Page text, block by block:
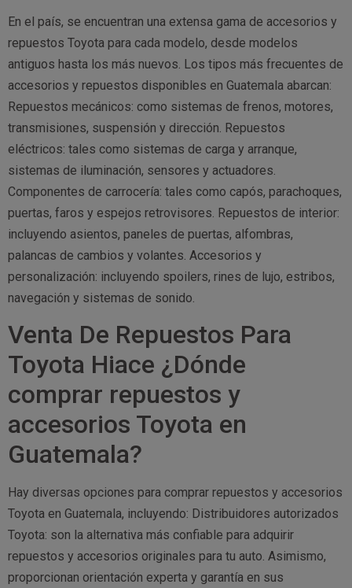
En el país, se encuentran una extensa gama de accesorios y
repuestos Toyota para cada modelo, desde modelos
antiguos hasta los más nuevos. Los tipos más frecuentes de
accesorios y repuestos disponibles en Guatemala abarcan:
Repuestos mecánicos: como sistemas de frenos, motores,
transmisiones, suspensión y dirección. Repuestos
eléctricos: tales como sistemas de carga y arranque,
sistemas de iluminación, sensores y actuadores.
Componentes de carrocería: tales como capós, parachoques,
puertas, faros y espejos retrovisores. Repuestos de interior:
incluyendo asientos, paneles de puertas, alfombras,
palancas de cambios y volantes. Accesorios y
personalización: incluyendo spoilers, rines de lujo, estribos,
navegación y sistemas de sonido.
Venta De Repuestos Para
Toyota Hiace ¿Dónde
comprar repuestos y
accesorios Toyota en
Guatemala?
Hay diversas opciones para comprar repuestos y accesorios
Toyota en Guatemala, incluyendo: Distribuidores autorizados
Toyota: son la alternativa más confiable para adquirir
repuestos y accesorios originales para tu auto. Asimismo,
proporcionan orientación experta y garantía en sus